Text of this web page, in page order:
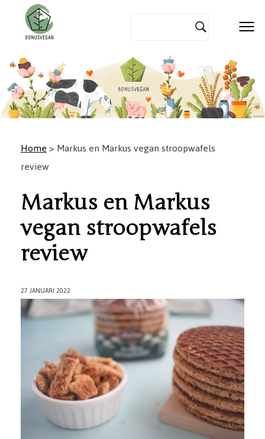
Home> Markus en Markus vegan stroopwafels
review
Markus en Markus
vegan stroopwafels
review
27 JANUARI 2022